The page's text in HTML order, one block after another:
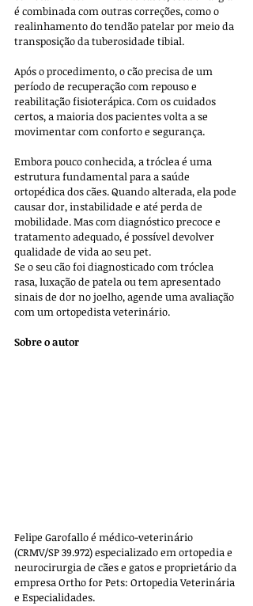
é combinada com outras correções, como o
realinhamento do tendão patelar por meio da
transposição da tuberosidade tibial.
Após o procedimento, o cão precisa de um
período de recuperação com repouso e
reabilitação fisioterápica. Com os cuidados
certos, a maioria dos pacientes volta a se
movimentar com conforto e segurança.
Embora pouco conhecida, a tróclea é uma
estrutura fundamental para a saúde
ortopédica dos cães. Quando alterada, ela pode
causar dor, instabilidade e até perda de
mobilidade. Mas com diagnóstico precoce e
tratamento adequado, é possível devolver
qualidade de vida ao seu pet.
Se o seu cão foi diagnosticado com tróclea
rasa, luxação de patela ou tem apresentado
sinais de dor no joelho, agende uma avaliação
com um ortopedista veterinário.
Sobre o autor
Felipe Garofallo é médico-veterinário
(CRMV/SP 39.972) especializado em ortopedia e
neurocirurgia de cães e gatos e proprietário da
empresa Ortho for Pets: Ortopedia Veterinária
e Especialidades.